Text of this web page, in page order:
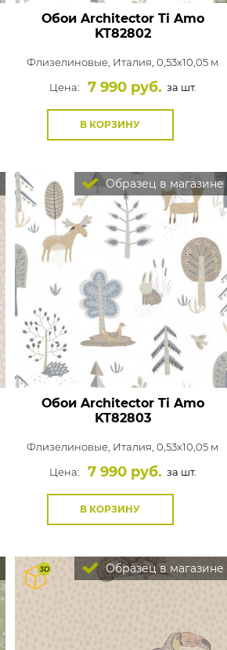
Обои Architector Ti Amo
KT82802
Флизелиновые, Италия, 0,53x10,05 м
Цена:
7 990 руб. за шт.
В КОРЗИНУ
Образец в магазине
Обои Architector Ti Amo
KT82803
Флизелиновые, Италия, 0,53x10,05 м
Цена:
7 990 руб. за шт.
В КОРЗИНУ
Образец в магазине